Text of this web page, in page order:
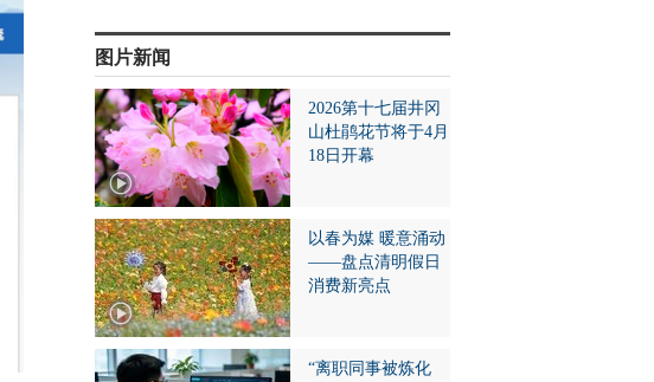
图片新闻
2026第十七届井冈
山杜鹃花节将于4月
18日开幕
以春为媒 暖意涌动
——盘点清明假日
消费新亮点
“离职同事被炼化